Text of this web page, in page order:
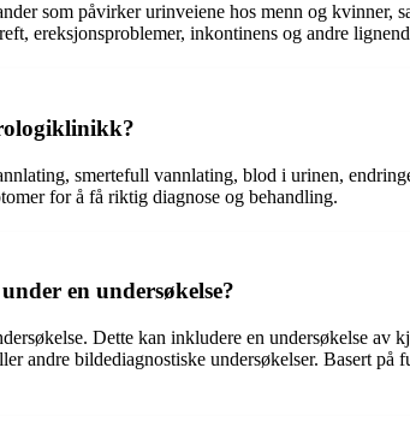
som påvirker urinveiene hos menn og kvinner,
ereksjonsproblemer, inkontinens og andre
smertefull vannlating, blod i urinen,
for å få riktig diagnose og behandling.
en undersøkelse?
Dette kan inkludere en undersøkelse av
andre bildediagnostiske undersøkelser. Basert på